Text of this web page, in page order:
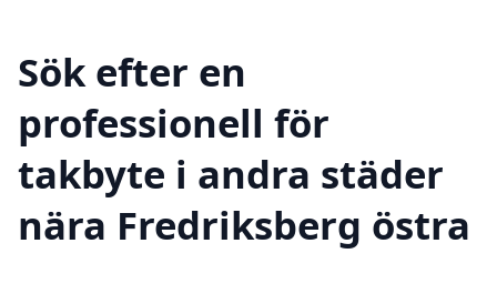
Sök efter en
professionell för
takbyte i andra städer
nära Fredriksberg östra